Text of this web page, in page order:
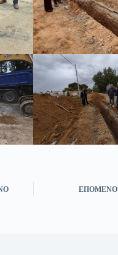
ΕΠΌΜΕΝΟ